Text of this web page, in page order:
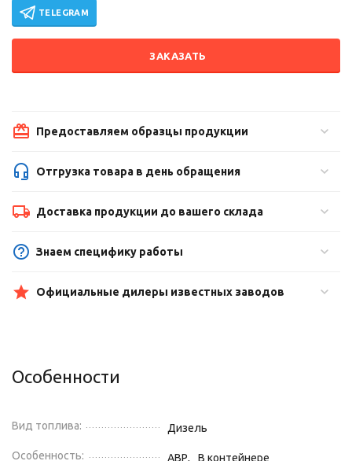
TELEGRAM
ЗАКАЗАТЬ
Предоставляем образцы продукции
Отгрузка товара в день обращения
Доставка продукции до вашего склада
Знаем специфику работы
Официальные дилеры известных заводов
Особенности
Вид топлива: Дизель
Особенность: АВР, В контейнере